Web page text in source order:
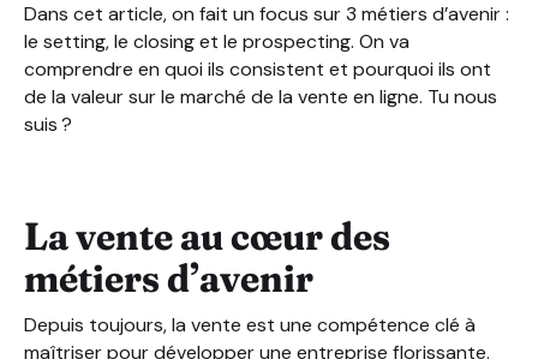
Dans cet article, on fait un focus sur 3 métiers d’avenir :
le setting, le closing et le prospecting. On va
comprendre en quoi ils consistent et pourquoi ils ont
de la valeur sur le marché de la vente en ligne. Tu nous
suis ?
La vente au cœur des
métiers d’avenir
Depuis toujours, la vente est une compétence clé à
maîtriser pour développer une entreprise florissante.